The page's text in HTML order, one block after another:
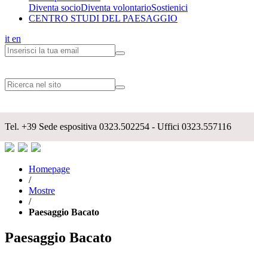
Diventa socioDiventa volontarioSostienici
CENTRO STUDI DEL PAESAGGIO
it en
Tel. +39 Sede espositiva 0323.502254 - Uffici 0323.557116
Homepage
/
Mostre
/
Paesaggio Bacato
Paesaggio Bacato